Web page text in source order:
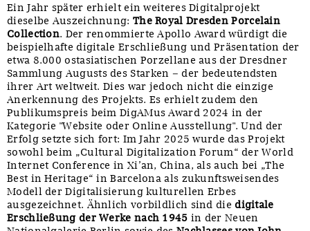
Ein Jahr später erhielt ein weiteres Digitalprojekt
dieselbe Auszeichnung: The Royal Dresden Porcelain
Collection. Der renommierte Apollo Award würdigt die
beispielhafte digitale Erschließung und Präsentation der
etwa 8.000 ostasiatischen Porzellane aus der Dresdner
Sammlung Augusts des Starken – der bedeutendsten
ihrer Art weltweit. Dies war jedoch nicht die einzige
Anerkennung des Projekts. Es erhielt zudem den
Publikumspreis beim DigAMus Award 2024 in der
Kategorie "Website oder Online Ausstellung". Und der
Erfolg setzte sich fort: Im Jahr 2025 wurde das Projekt
sowohl beim „Cultural Digitalization Forum“ der World
Internet Conference in Xi’an, China, als auch bei „The
Best in Heritage“ in Barcelona als zukunftsweisendes
Modell der Digitalisierung kulturellen Erbes
ausgezeichnet. Ähnlich vorbildlich sind diedigitale
Erschließung der Werke nach 1945 in der Neuen